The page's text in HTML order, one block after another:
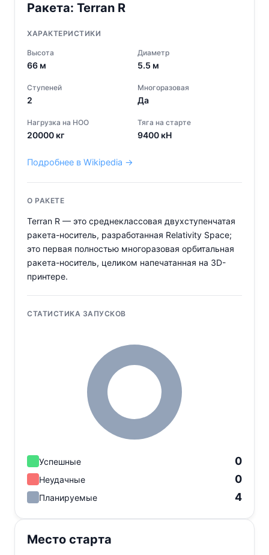
Ракета: Terran R
ХАРАКТЕРИСТИКИ
Высота
66 м
Диаметр
5.5 м
Ступеней
2
Многоразовая
Да
Нагрузка на НОО
20000 кг
Тяга на старте
9400 кН
Подробнее в Wikipedia →
О РАКЕТЕ
Terran R — это среднеклассовая двухступенчатая
ракета-носитель, разработанная Relativity Space;
это первая полностью многоразовая орбитальная
ракета-носитель, целиком напечатанная на 3D-
принтере.
СТАТИСТИКА ЗАПУСКОВ
Успешные 0
Неудачные 0
Планируемые 4
Место старта